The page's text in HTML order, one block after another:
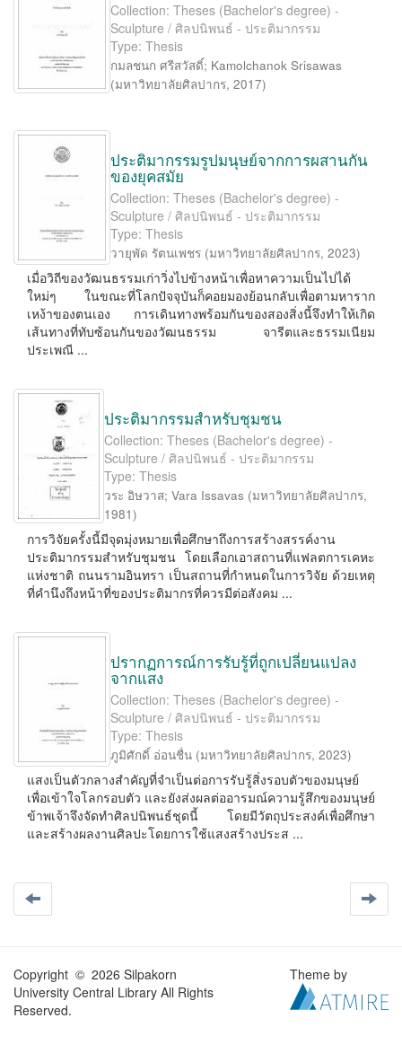
Collection: Theses (Bachelor's degree) -
Sculpture / ศิลปนิพนธ์ - ประติมากรรม
Type: Thesis
กมลชนก ศรีสวัสดิ์; Kamolchanok Srisawas
(มหาวิทยาลัยศิลปากร, 2017)
ประติมากรรมรูปมนุษย์จากการผสานกัน
ของยุคสมัย
Collection: Theses (Bachelor's degree) -
Sculpture / ศิลปนิพนธ์ - ประติมากรรม
Type: Thesis
วายุพัด รัตนเพชร (มหาวิทยาลัยศิลปากร, 2023)
เมื่อวิถีของวัฒนธรรมเก่าวิ่งไปข้างหน้าเพื่อหาความเป็นไปได้
ใหม่ๆ ในขณะที่โลกปัจจุบันก็คอยมองย้อนกลับเพื่อตามหาราก
เหง้าของตนเอง การเดินทางพร้อมกันของสองสิ่งนี้จึงทําให้เกิด
เส้นทางที่ทับซ้อนกันของวัฒนธรรม จารีตและธรรมเนียม
ประเพณี ...
ประติมากรรมสำหรับชุมชน
Collection: Theses (Bachelor's degree) -
Sculpture / ศิลปนิพนธ์ - ประติมากรรม
Type: Thesis
วระ อิษวาส; Vara Issavas (มหาวิทยาลัยศิลปากร,
1981)
การวิจัยครั้งนี้มีจุดมุ่งหมายเพื่อศึกษาถึงการสร้างสรรค์งาน
ประติมากรรมสำหรับชุมชน โดยเลือกเอาสถานที่แฟลตการเคหะ
แห่งชาติ ถนนรามอินทรา เป็นสถานที่กำหนดในการวิจัย ด้วยเหตุ
ที่คำนึงถึงหน้าที่ของประติมากรที่ควรมีต่อสังคม ...
ปรากฏการณ์การรับรู้ที่ถูกเปลี่ยนแปลง
จากแสง
Collection: Theses (Bachelor's degree) -
Sculpture / ศิลปนิพนธ์ - ประติมากรรม
Type: Thesis
ภูมิศักดิ์ อ่อนชื่น (มหาวิทยาลัยศิลปากร, 2023)
แสงเป็นตัวกลางสำคัญที่จำเป็นต่อการรับรู้สิ่งรอบตัวของมนุษย์
เพื่อเข้าใจโลกรอบตัว และยังส่งผลต่ออารมณ์ความรู้สึกของมนุษย์
ข้าพเจ้าจึงจัดทำศิลปนิพนธ์ชุดนี้ โดยมีวัตถุประสงค์เพื่อศึกษา
และสร้างผลงานศิลปะโดยการใช้แสงสร้างประส ...
Copyright © 2026 Silpakorn
University Central Library All Rights
Reserved.
Theme by